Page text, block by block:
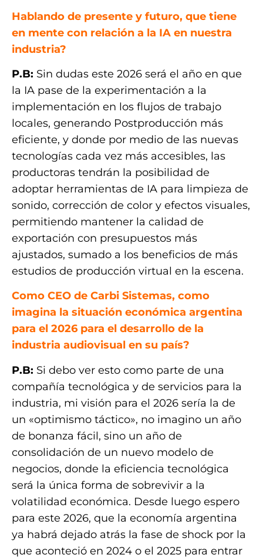
Hablando de presente y futuro, que tiene
en mente con relación a la IA en nuestra
industria?
P.B: Sin dudas este 2026 será el año en que
la IA pase de la experimentación a la
implementación en los flujos de trabajo
locales, generando Postproducción más
eficiente, y donde por medio de las nuevas
tecnologías cada vez más accesibles, las
productoras tendrán la posibilidad de
adoptar herramientas de IA para limpieza de
sonido, corrección de color y efectos visuales,
permitiendo mantener la calidad de
exportación con presupuestos más
ajustados, sumado a los beneficios de más
estudios de producción virtual en la escena.
Como CEO de Carbi Sistemas, como
imagina la situación económica argentina
para el 2026 para el desarrollo de la
industria audiovisual en su país?
P.B: Si debo ver esto como parte de una
compañía tecnológica y de servicios para la
industria, mi visión para el 2026 sería la de
un «optimismo táctico», no imagino un año
de bonanza fácil, sino un año de
consolidación de un nuevo modelo de
negocios, donde la eficiencia tecnológica
será la única forma de sobrevivir a la
volatilidad económica. Desde luego espero
para este 2026, que la economía argentina
ya habrá dejado atrás la fase de shock por la
que aconteció en 2024 o el 2025 para entrar